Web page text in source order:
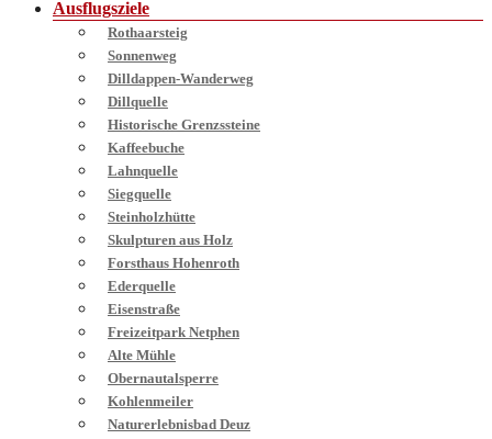
Ausflugsziele
Rothaarsteig
Sonnenweg
Dilldappen-Wanderweg
Dillquelle
Historische Grenzssteine
Kaffeebuche
Lahnquelle
Siegquelle
Steinholzhütte
Skulpturen aus Holz
Forsthaus Hohenroth
Ederquelle
Eisenstraße
Freizeitpark Netphen
Alte Mühle
Obernautalsperre
Kohlenmeiler
Naturerlebnisbad Deuz